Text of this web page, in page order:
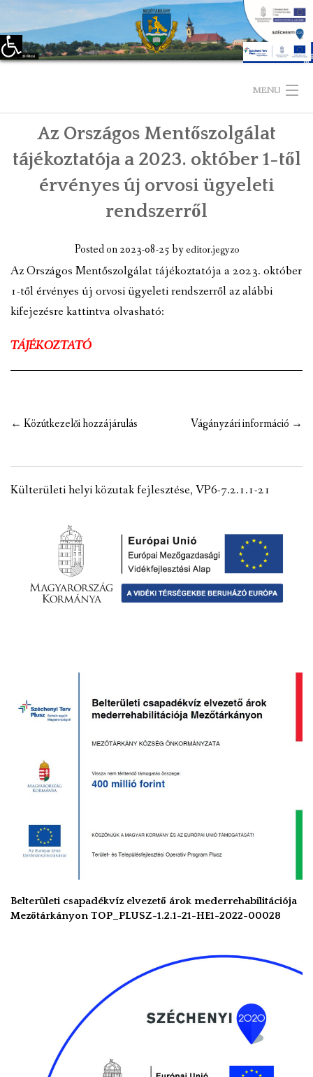
Eszköztár megnyitása
MENU
KEZDŐLAP
TELEPÜLÉSÜNKRŐL
ÖNKORMÁNYZAT
KÉPVISELŐ-TESTÜLET
VÁLASZTÁSI INFORMÁCIÓK
NEMZETISÉGI ÖNKORMÁNYZAT
HIRDETMÉNYEK
ÓVODA ÉS MINI BÖLCSŐDE
Az Országos Mentőszolgálat
tájékoztatója a 2023. október 1-től
érvényes új orvosi ügyeleti
rendszerről
Posted on2023-08-25byeditor.jegyzo
Az Országos Mentőszolgálat tájékoztatója a 2023. október
1-től érvényes új orvosi ügyeleti rendszerről az alábbi
kifejezésre kattintva olvasható:
TÁJÉKOZTATÓ
Post
← Közútkezelői hozzájárulás Vágányzári információ →
Külterületi helyi közutak fejlesztése, VP6-7.2.1.1-21
Belterületi csapadékvíz elvezető árok mederrehabilitációja
Mezőtárkányon TOP_PLUSZ-1.2.1-21-HE1-2022-00028